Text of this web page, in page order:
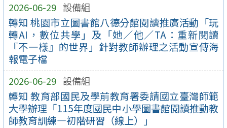
2026-06-29 設備組
轉知 桃園市立圖書館八德分館閱讀推廣活動「玩
轉AI，數位共學」及「她／他／TA：重新閱讀
『不一樣』的世界」針對教師辦理之活動宣傳海
報電子檔
2026-06-29 設備組
轉知 教育部國民及學前教育署委請國立臺灣師範
大學辦理「115年度國民中小學圖書館閱讀推動教
師教育訓練—初階研習（線上）」